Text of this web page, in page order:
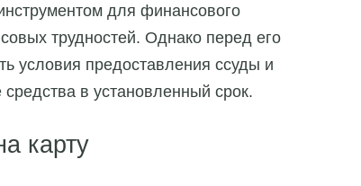
для финансового
трудностей. Однако перед его
условия предоставления ссуды и
в установленный срок.
карту